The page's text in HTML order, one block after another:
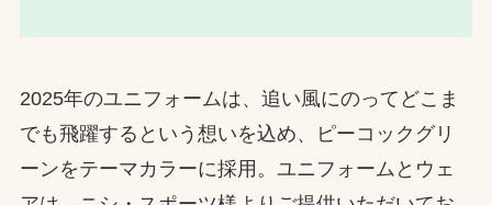
2025年のユニフォームは、追い風にのってどこま
でも飛躍するという想いを込め、ピーコックグリ
ーンをテーマカラーに採用。ユニフォームとウェ